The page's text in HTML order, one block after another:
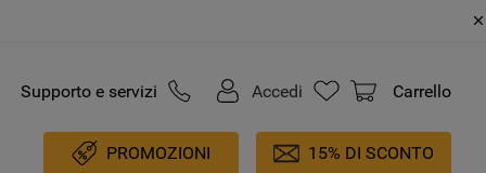
Supporto e servizi Accedi Carrello
PROMOZIONI 15% DI SCONTO